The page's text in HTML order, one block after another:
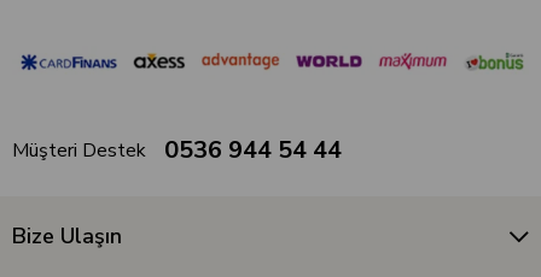
Müşteri Destek 0536 944 54 44
Bize Ulaşın